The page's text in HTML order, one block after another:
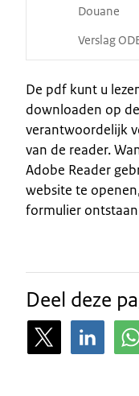
Douane
Verslag
De pdf kunt u
downloaden op
verantwoordelijk
van de reader.
Adobe Reader
website te
formulier
Deel deze